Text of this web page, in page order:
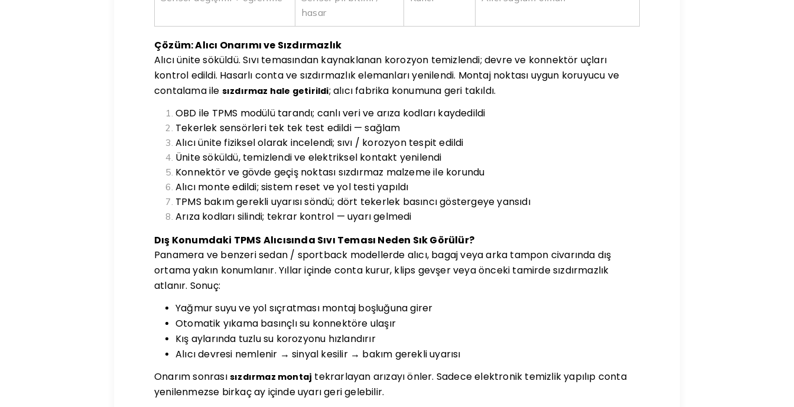
hasar
Çözüm: Alıcı Onarımı ve Sızdırmazlık
Alıcı ünite söküldü. Sıvı temasından kaynaklanan korozyon temizlendi; devre ve konnektör uçları
kontrol edildi. Hasarlı conta ve sızdırmazlık elemanları yenilendi. Montaj noktası uygun koruyucu ve
contalama ile sızdırmaz hale getirildi; alıcı fabrika konumuna geri takıldı.
OBD ile TPMS modülü tarandı; canlı veri ve arıza kodları kaydedildi
Tekerlek sensörleri tek tek test edildi — sağlam
Alıcı ünite fiziksel olarak incelendi; sıvı / korozyon tespit edildi
Ünite söküldü, temizlendi ve elektriksel kontakt yenilendi
Konnektör ve gövde geçiş noktası sızdırmaz malzeme ile korundu
Alıcı monte edildi; sistem reset ve yol testi yapıldı
TPMS bakım gerekli uyarısı söndü; dört tekerlek basıncı göstergeye yansıdı
Arıza kodları silindi; tekrar kontrol — uyarı gelmedi
Dış Konumdaki TPMS Alıcısında Sıvı Teması Neden Sık Görülür?
Panamera ve benzeri sedan / sportback modellerde alıcı, bagaj veya arka tampon civarında dış
ortama yakın konumlanır. Yıllar içinde conta kurur, klips gevşer veya önceki tamirde sızdırmazlık
atlanır. Sonuç:
Yağmur suyu ve yol sıçratması montaj boşluğuna girer
Otomatik yıkama basınçlı su konnektöre ulaşır
Kış aylarında tuzlu su korozyonu hızlandırır
Alıcı devresi nemlenir → sinyal kesilir → bakım gerekli uyarısı
Onarım sonrası sızdırmaz montaj tekrarlayan arızayı önler. Sadece elektronik temizlik yapılıp conta
yenilenmezse birkaç ay içinde uyarı geri gelebilir.